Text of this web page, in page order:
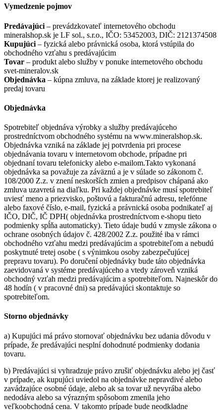
Vymedzenie pojmov
Predávajúci – prevádzkovateľ internetového obchodu
mineralshop.sk je LF sol., s.r.o., IČO: 53452003, DIČ: 2121374508
Kupujúci – fyzická alebo právnická osoba, ktorá vstúpila do
obchodného vzťahu s predávajúcim
Tovar – produkt alebo služby v ponuke internetového obchodu
svet-mineralov.sk
Objednávka – kúpna zmluva, na základe ktorej je realizovaný
predaj tovaru
Objednávka
Spotrebiteľ objednáva výrobky a služby predávajúceho
prostredníctvom obchodného systému na www.mineralshop.sk.
Objednávka vzniká na základe jej potvrdenia pri procese
objednávania tovaru v internetovom obchode, prípadne pri
objednaní tovaru telefonicky alebo e-mailom.Takto vykonaná
objednávka sa považuje za záväznú a je v súlade so zákonom č.
108/2000 Z.z. v znení neskorších zmien a predpisov chápaná ako
zmluva uzavretá na diaľku. Pri každej objednávke musí spotrebiteľ
uviesť meno a priezvisko, poštovú a fakturačnú adresu, telefónne
alebo faxové číslo, e-mail, fyzická a právnická osoba podnikateľ aj
IČO, DIČ, IČ DPH( objednávka prostredníctvom e-shopu tieto
podmienky spĺňa automaticky). Tieto údaje budú v zmysle zákona o
ochrane osobných údajov č. 428/2002 Z.z. použité iba v rámci
obchodného vzťahu medzi predávajúcim a spotrebiteľom a nebudú
poskytnuté tretej osobe ( s výnimkou osoby zabezpečujúcej
prepravu tovaru). Po doručení objednávky bude táto objednávka
zaevidovaná v systéme predávajúceho a vtedy zároveň vzniká
obchodný vzťah medzi predávajúcim a spotrebiteľom. Najneskôr do
48 hodín ( v pracovné dni) sa predávajúci skontaktuje so
spotrebiteľom.
Storno objednávky
a) Kupujúci má právo stornovať objednávku bez udania dôvodu v
prípade, že predávajúci nesplní dohodnuté podmienky dodania
tovaru.
b) Predávajúci si vyhradzuje právo zrušiť objednávku alebo jej časť
v prípade, ak kupujúci uviedol na objednávke nepravdivé alebo
zavádzajúce osobné údaje, alebo ak sa tovar už nevyrába alebo
nedodáva alebo sa výrazným spôsobom zmenila jeho
veľkoobchodná cena. V takomto prípade bude neodkladne